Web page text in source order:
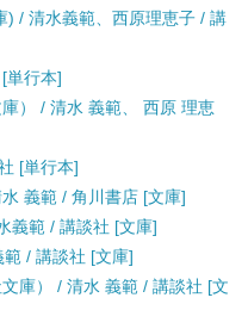
) / 清水義範、西原理恵子 / 講
単行本]
） / 清水 義範、 西原 理恵
[単行本]
義範 / 角川書店 [文庫]
義範 / 講談社 [文庫]
/ 講談社 [文庫]
庫） / 清水 義範 / 講談社 [文